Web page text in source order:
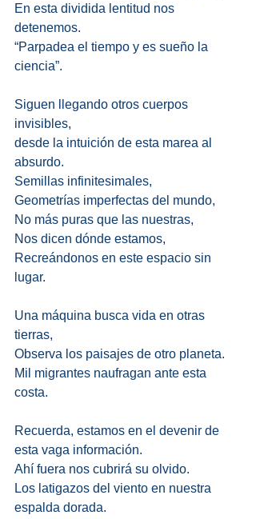
En esta dividida lentitud nos
detenemos.
“Parpadea el tiempo y es sueño la
ciencia”.
Siguen llegando otros cuerpos
invisibles,
desde la intuición de esta marea al
absurdo.
Semillas infinitesimales,
Geometrías imperfectas del mundo,
No más puras que las nuestras,
Nos dicen dónde estamos,
Recreándonos en este espacio sin
lugar.
Una máquina busca vida en otras
tierras,
Observa los paisajes de otro planeta.
Mil migrantes naufragan ante esta
costa.
Recuerda, estamos en el devenir de
esta vaga información.
Ahí fuera nos cubrirá su olvido.
Los latigazos del viento en nuestra
espalda dorada.